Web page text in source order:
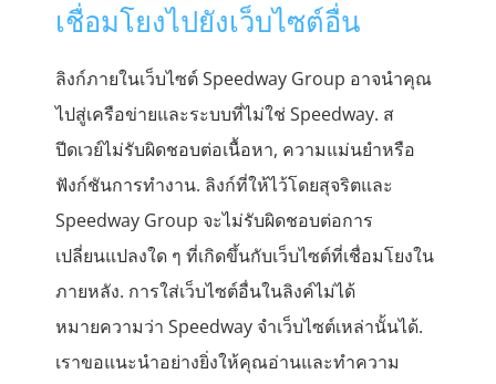
เชื่อมโยงไปยังเว็บไซต์อื่น
ลิงก์ภายในเว็บไซต์ Speedway Group อาจนำคุณ
ไปสู่เครือข่ายและระบบที่ไม่ใช่ Speedway. ส
ปีดเวย์ไม่รับผิดชอบต่อเนื้อหา, ความแม่นยำหรือ
ฟังก์ชันการทำงาน. ลิงก์ที่ให้ไว้โดยสุจริตและ
Speedway Group จะไม่รับผิดชอบต่อการ
เปลี่ยนแปลงใด ๆ ที่เกิดขึ้นกับเว็บไซต์ที่เชื่อมโยงใน
ภายหลัง. การใส่เว็บไซต์อื่นในลิงค์ไม่ได้
หมายความว่า Speedway จำเว็บไซต์เหล่านั้นได้.
เราขอแนะนำอย่างยิ่งให้คุณอ่านและทำความ